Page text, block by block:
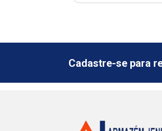
Cadastre-se para